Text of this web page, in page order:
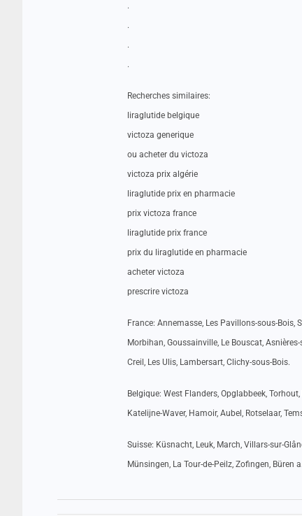
.
.
.
.
Recherches similaires:
liraglutide belgique
victoza generique
ou acheter du victoza
victoza prix algérie
liraglutide prix en pharmacie
prix victoza france
liraglutide prix france
prix du liraglutide en pharmacie
acheter victoza
prescrire victoza
France: Annemasse, Les Pavillons-sous-Bois,
Morbihan, Goussainville, Le Bouscat,
Creil, Les Ulis, Lambersart, Clichy-sous-Bois.
Belgique: West Flanders, Opglabbeek,
Katelijne-Waver, Hamoir, Aubel, Rotselaar,
Suisse: Küsnacht, Leuk, March, Villars-sur-
Münsingen, La Tour-de-Peilz, Zofingen, Büren